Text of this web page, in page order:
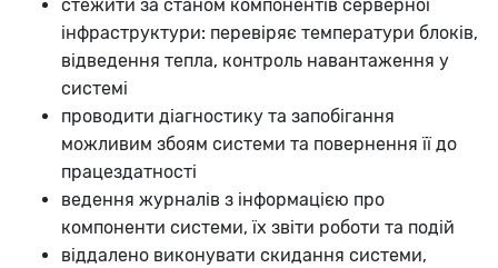
стежити за станом компонентів серверної
інфраструктури: перевіряє температури блоків,
відведення тепла, контроль навантаження у
системі
проводити діагностику та запобігання
можливим збоям системи та повернення її до
працездатності
ведення журналів з інформацією про
компоненти системи, їх звіти роботи та подій
віддалено виконувати скидання системи,